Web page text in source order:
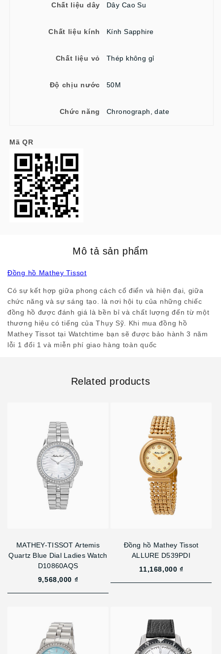
Chất liệu dây Dây Cao Su
Chất liệu kính Kính Sapphire
Chất liệu vỏ Thép không gỉ
Độ chịu nước 50M
Chức năng Chronograph, date
Mã QR
Mô tả sản phẩm
Đồng hồ Mathey Tissot
Có sự kết hợp giữa phong cách cổ điển và hiện đại, giữa
chức năng và sự sáng tạo. là nơi hội tụ của những chiếc
đồng hồ được đánh giá là bền bỉ và chất lượng đến từ một
thương hiệu có tiếng của Thụy Sỹ. Khi mua đồng hồ
Mathey Tissot tại Watchtime bạn sẽ được bảo hành 3 năm
lỗi 1 đổi 1 và miễn phí giao hàng toàn quốc
Related products
MATHEY-TISSOT Artemis
Quartz Blue Dial Ladies Watch
D10860AQS
9,568,000 ₫
Đồng hồ Mathey Tissot
ALLURE D539PDI
11,168,000 ₫